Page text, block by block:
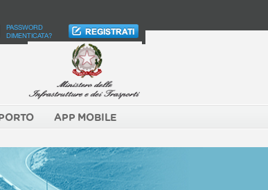
PASSWORD
DIMENTICATA?
APP MOBILE